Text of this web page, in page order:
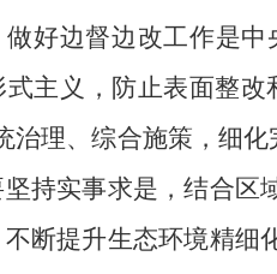
好边督边改工作是
主义，防止表面整改
治理、综合施策，细
持实事求是，结合区
断提升生态环境精细